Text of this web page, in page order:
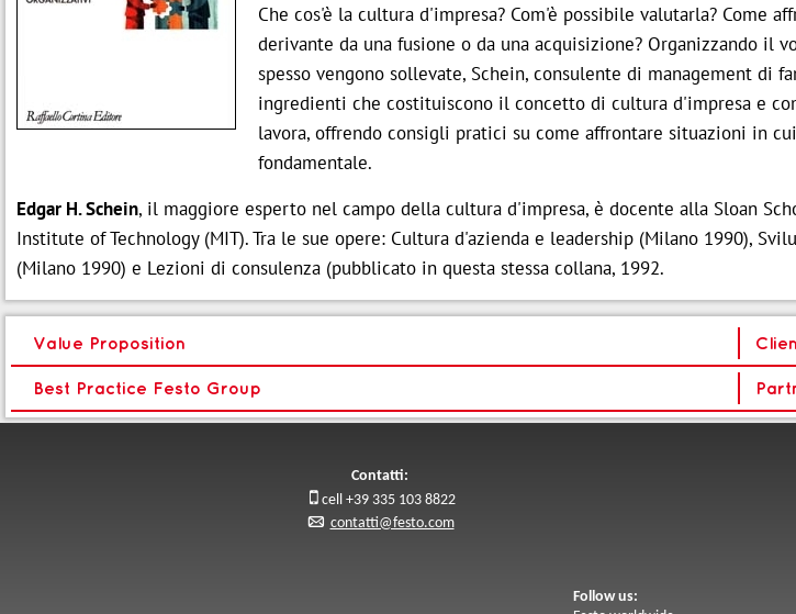
Che cos'è la cultura d'impresa? Com'è possibile valutarla? Come
derivante da una fusione o da una acquisizione? Organizzando il
spesso vengono sollevate, Schein, consulente di management di
ingredienti che costituiscono il concetto di cultura d'impresa e
lavora, offrendo consigli pratici su come affrontare situazioni in
fondamentale.
Edgar H. Schein, il maggiore esperto nel campo della cultura d'impresa, è docente alla Sloan
Institute of Technology (MIT). Tra le sue opere: Cultura d'azienda e leadership (Milano 1990),
(Milano 1990) e Lezioni di consulenza (pubblicato in questa stessa collana, 1992.
Value Proposition
Best Practice Festo Group
Contatti:
 cell +39 335 103 8822
p contatti@festo.com
Follow us: